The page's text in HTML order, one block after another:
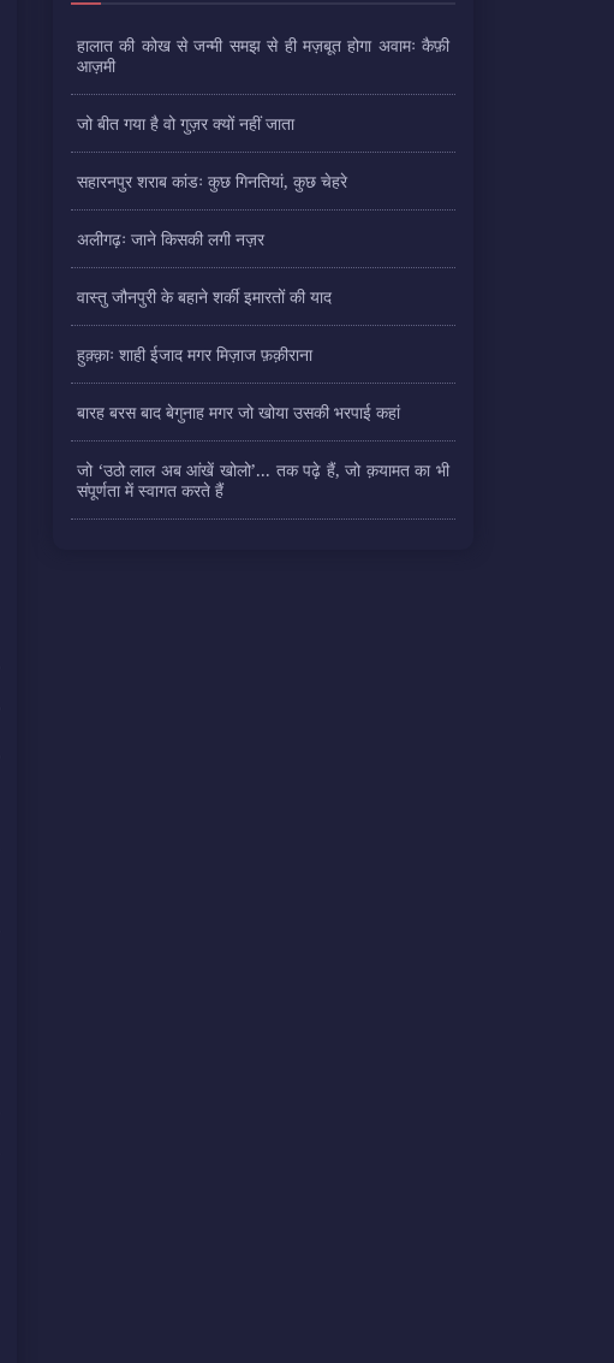
हालात की कोख से जन्मी समझ से ही मज़बूत होगा अवामः कैफ़ी
आज़मी
जो बीत गया है वो गुज़र क्यों नहीं जाता
सहारनपुर शराब कांडः कुछ गिनतियां, कुछ चेहरे
अलीगढ़ः जाने किसकी लगी नज़र
वास्तु जौनपुरी के बहाने शर्की इमारतों की याद
हुक़्क़ाः शाही ईजाद मगर मिज़ाज फ़क़ीराना
बारह बरस बाद बेगुनाह मगर जो खोया उसकी भरपाई कहां
जो ‘उठो लाल अब आंखें खोलो’... तक पढ़े हैं, जो क़यामत का भी
संपूर्णता में स्वागत करते हैं